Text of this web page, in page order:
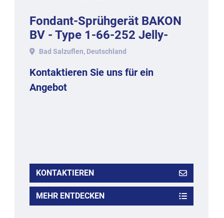
Fondant-Sprühgerät BAKON
BV - Type 1-66-252 Jelly-
2000.
Bad Salzuflen, Deutschland
Kontaktieren Sie uns für ein
Angebot
KONTAKTIEREN
MEHR ENTDECKEN